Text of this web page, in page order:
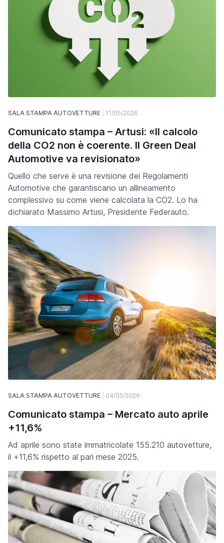
SALA STAMPA AUTOVETTURE 11/05/2026
Comunicato stampa – Artusi: «Il calcolo
della CO2 non è coerente. Il Green Deal
Automotive va revisionato»
Quello che serve è una revisione dei Regolamenti
Automotive che garantiscano un allineamento
complessivo su come viene calcolata la CO2. Lo ha
dichiarato Massimo Artusi, Presidente Federauto.
SALA STAMPA AUTOVETTURE 04/05/2026
Comunicato stampa – Mercato auto aprile
+11,6%
Ad aprile sono state immatricolate 155.210 autovetture,
il +11,6% rispetto al pari mese 2025.